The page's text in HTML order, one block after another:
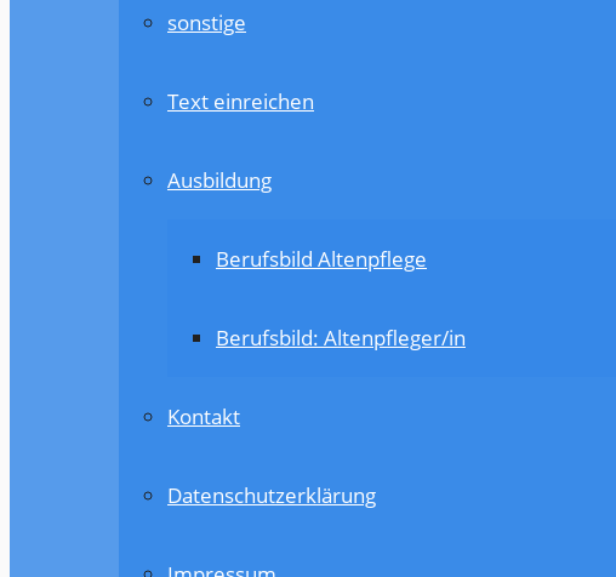
sonstige
Text einreichen
Ausbildung
Berufsbild Altenpflege
Berufsbild: Altenpfleger/in
Kontakt
Datenschutzerklärung